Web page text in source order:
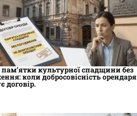
культурної спадщини без
коли добросовісність орендаря
договір.